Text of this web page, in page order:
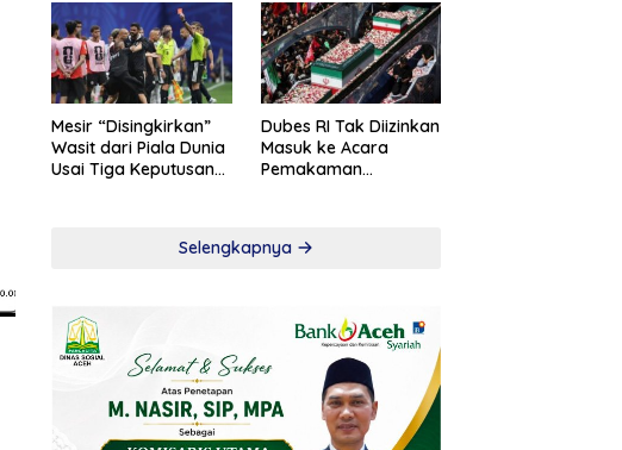
Mesir “Disingkirkan”
Wasit dari Piala Dunia
Usai Tiga Keputusan
Dubes RI Tak Diizinkan
Masuk ke Acara
Pemakaman
Selengkapnya